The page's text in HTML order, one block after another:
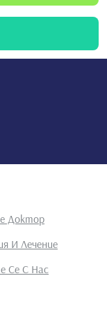
Доктор
И Лечение
Се С Нас